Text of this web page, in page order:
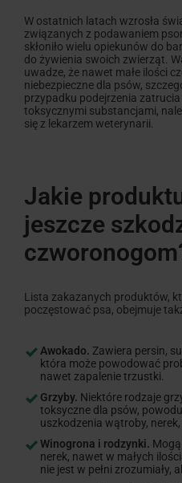
W ostatnich latach wzrosła
związanych z podawaniem
skłoniło wielu opiekunów do
do żywienia swoich zwierząt.
uwadze, że nawet małe ilości
niebezpieczne dla psów,
przypadku podejrzenia
toksycznymi substancjami,
się z lekarzem weterynarii.
Jakie
jeszcze
Lista zakazanych produktów,
poczęstować psa, obejmuje
Awokado. Zawiera persin,
która może powodować
nawet zapalenie trzustki.
Grzyby. Niektóre rodzaje
toksyczne dla psów,
uszkodzenia wątroby,
Winogrona i rodzynki.
nerek, nawet w małych
nie jest w pełni zrozumiały,